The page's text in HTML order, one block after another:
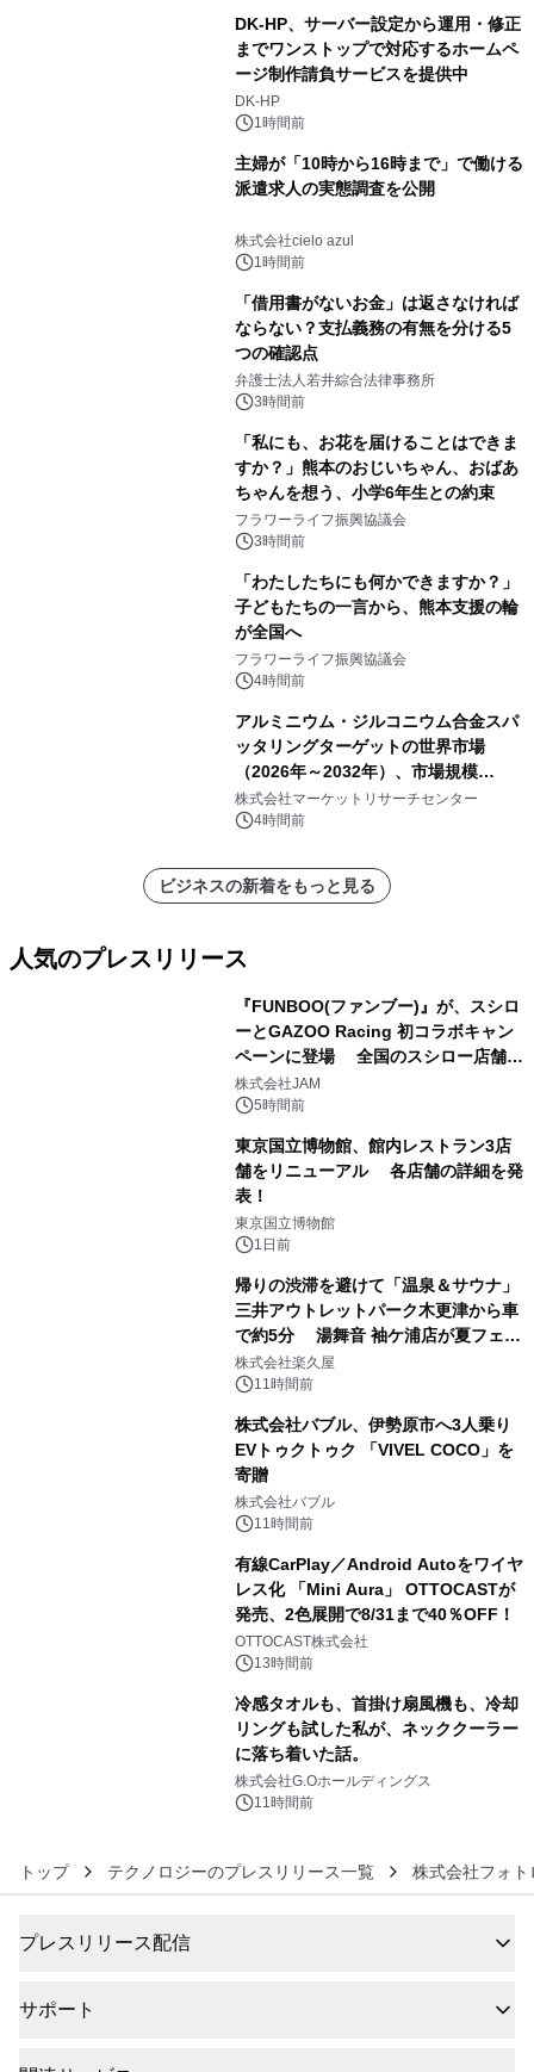
DK-HP、サーバー設定から運用・修正
までワンストップで対応するホームペ
ージ制作請負サービスを提供中
DK-HP
1時間前
主婦が「10時から16時まで」で働ける
派遣求人の実態調査を公開
株式会社cielo azul
1時間前
「借用書がないお金」は返さなければ
ならない？支払義務の有無を分ける5
つの確認点
弁護士法人若井綜合法律事務所
3時間前
「私にも、お花を届けることはできま
すか？」熊本のおじいちゃん、おばあ
ちゃんを想う、小学6年生との約束
フラワーライフ振興協議会
3時間前
「わたしたちにも何かできますか？」
子どもたちの一言から、熊本支援の輪
が全国へ
フラワーライフ振興協議会
4時間前
アルミニウム・ジルコニウム合金スパ
ッタリングターゲットの世界市場
（2026年～2032年）、市場規模
（0.995、0.999、その他）・分析レポ
ートを発表
株式会社マーケットリサーチセンター
4時間前
ビジネスの新着をもっと見る
人気のプレスリリース
『FUNBOO(ファンブー)』が、スシロ
ーとGAZOO Racing 初コラボキャン
ペーンに登場 全国のスシロー店舗で
GR 4車種の FUNBOO(ミニカー)付き
メニューが展開されます
株式会社JAM
5時間前
東京国立博物館、館内レストラン3店
舗をリニューアル 各店舗の詳細を発
表！
東京国立博物館
1日前
帰りの渋滞を避けて「温泉＆サウナ」
三井アウトレットパーク木更津から車
で約5分 湯舞音 袖ケ浦店が夏フェア
メニューを提供
株式会社楽久屋
11時間前
株式会社バブル、伊勢原市へ3人乗り
EVトゥクトゥク 「VIVEL COCO」を
寄贈
株式会社バブル
11時間前
有線CarPlay／Android Autoをワイヤ
レス化 「Mini Aura」 OTTOCASTが
発売、2色展開で8/31まで40％OFF！
OTTOCAST株式会社
13時間前
冷感タオルも、首掛け扇風機も、冷却
リングも試した私が、ネッククーラー
に落ち着いた話。
株式会社G.Oホールディングス
11時間前
トップ テクノロジーのプレスリリース一覧 株式会社フォト
プレスリリース配信
サポート